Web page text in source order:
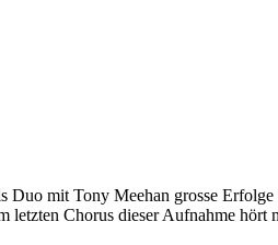
mit Tony Meehan grosse
Chorus dieser Aufnahme hört